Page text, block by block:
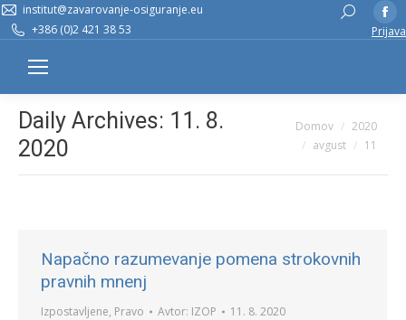
institut@zavarovanje-osiguranje.eu
+386 (0)2 421 38 53
Search:
Prijava
Daily Archives: 11. 8.
2020
You are here:Domov
2020
avgust
11
Napačno razumevanje pomena strokovnih
pravnih mnenj
Izpostavljene, Pravo Avtor: IZOP 11. 8. 2020